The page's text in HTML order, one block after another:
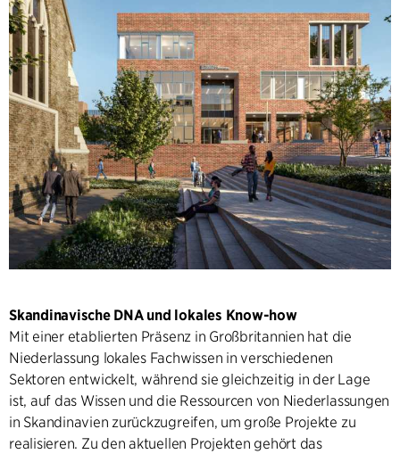
Skandinavische DNA und lokales Know-how
Mit einer etablierten Präsenz in Großbritannien hat die
Niederlassung lokales Fachwissen in verschiedenen
Sektoren entwickelt, während sie gleichzeitig in der Lage
ist, auf das Wissen und die Ressourcen von Niederlassungen
in Skandinavien zurückzugreifen, um große Projekte zu
realisieren. Zu den aktuellen Projekten gehört das